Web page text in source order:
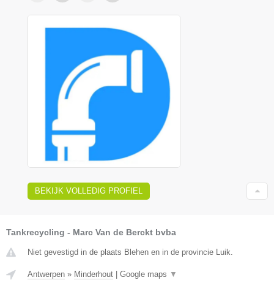
BEKIJK VOLLEDIG PROFIEL
Tankrecycling - Marc Van de Berckt bvba
Niet gevestigd in de plaats Blehen en in de provincie Luik.
Antwerpen » Minderhout | Google maps ▼